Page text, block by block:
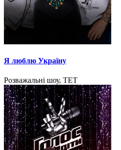
Я люблю Україну
Розважальні шоу, ТЕТ